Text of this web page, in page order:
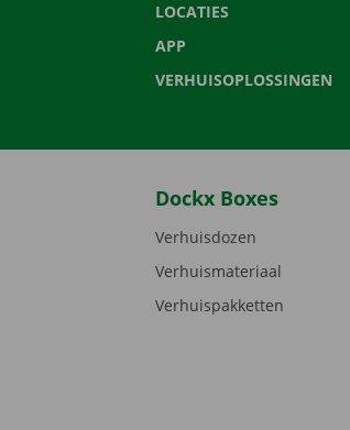
LOCATIES
APP
VERHUISOPLOSSINGEN
Dockx Boxes
Verhuisdozen
Verhuismateriaal
Verhuispakketten